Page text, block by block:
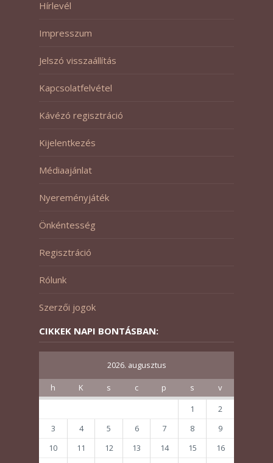
Hírlevél
Impresszum
Jelszó visszaállítás
Kapcsolatfelvétel
Kávézó regisztráció
Kijelentkezés
Médiaajánlat
Nyereményjáték
Önkéntesség
Regisztráció
Rólunk
Szerzői jogok
CIKKEK NAPI BONTÁSBAN:
2026. augusztus
h K s c p s
v
1
2
3
4 5 6 7 8
9
10
11 12 13 14 15
16